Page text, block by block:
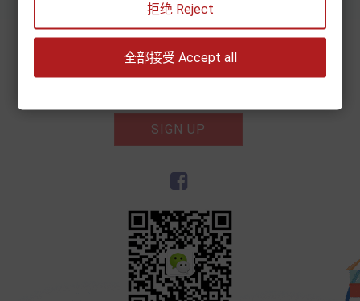
Subscribe to Newsletter
SIGN UP
拒绝 Reject
全部接受 Accept all